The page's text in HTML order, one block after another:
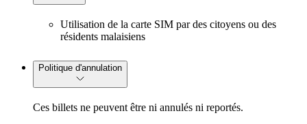
Utilisation de la carte SIM par des citoyens ou des
résidents malaisiens
Politique d'annulation
Ces billets ne peuvent être ni annulés ni reportés.